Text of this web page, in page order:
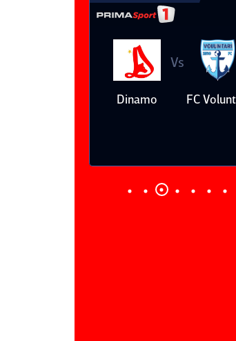
Dinamo
Vs
FC